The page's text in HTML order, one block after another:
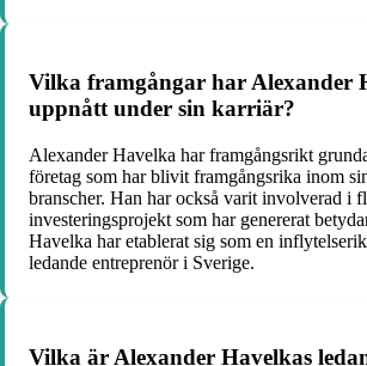
Vilka framgångar har Alexander
uppnått under sin karriär?
Alexander Havelka har framgångsrikt
företag som har blivit framgångsrika inom
branscher. Han har också varit involverad i
investeringsprojekt som har genererat
Havelka har etablerat sig som en
ledande entreprenör i Sverige.
Vilka är Alexander Havelkas